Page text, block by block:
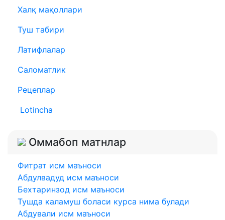
Халқ мақоллари
Туш табири
Латифлалар
Саломатлик
Рецеплар
Lotincha
Оммабоп матнлар
Фитрат исм маъноси
Абдулвадуд исм маъноси
Бехтаринзод исм маъноси
Тушда каламуш боласи курса нима булади
Абдували исм маъноси